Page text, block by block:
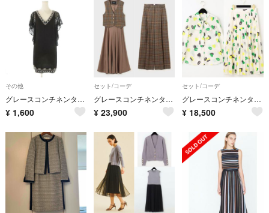
その他
グレースコンチネンタル ミニワンピース ビジュー ビーズ刺繍 36 黒 ブラック
¥ 1,600
セット/コーデ
グレースコンチネンタル セットアップ ズボン 3点セット
¥ 23,900
セット/コーデ
グレースコンチネンタル リッププリント セットアップ 36
¥ 18,500